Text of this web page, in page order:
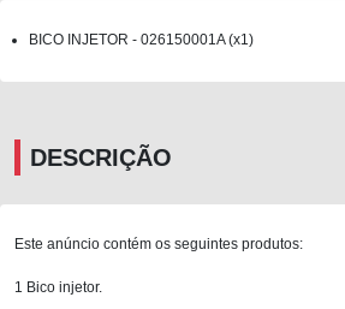
BICO INJETOR - 026150001A (x1)
DESCRIÇÃO
Este anúncio contém os seguintes produtos:
1 Bico injetor.